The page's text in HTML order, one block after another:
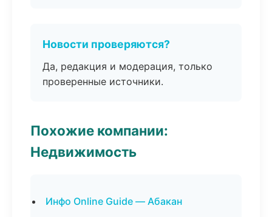
Новости проверяются?
Да, редакция и модерация, только
проверенные источники.
Похожие компании:
Недвижимость
Инфо Online Guide — Абакан